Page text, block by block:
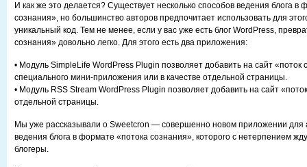
И как же это делается? Существует несколько способов ведения блога в
сознания», но большинство авторов предпочитает использовать для
уникальный код. Тем не менее, если у вас уже есть блог WordPress,
сознания» довольно легко. Для этого есть два приложения:
• Модуль SimpleLife WordPress Plugin позволяет добавить на сайт «поток
специального мини-приложения или в качестве отдельной страницы.
• Модуль RSS Stream WordPress Plugin позволяет добавить на сайт
отдельной страницы.
Мы уже рассказывали о Sweetcron — совершенно новом приложении для
ведения блога в формате «потока сознания», которого с нетерпением
блогеры.